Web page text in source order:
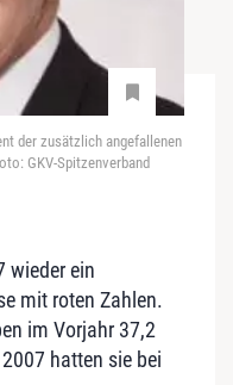
der zusätzlich angefallenen
GKV-Spitzenverband
wieder ein
mit roten Zahlen.
im Vorjahr 37,2
hatten sie bei